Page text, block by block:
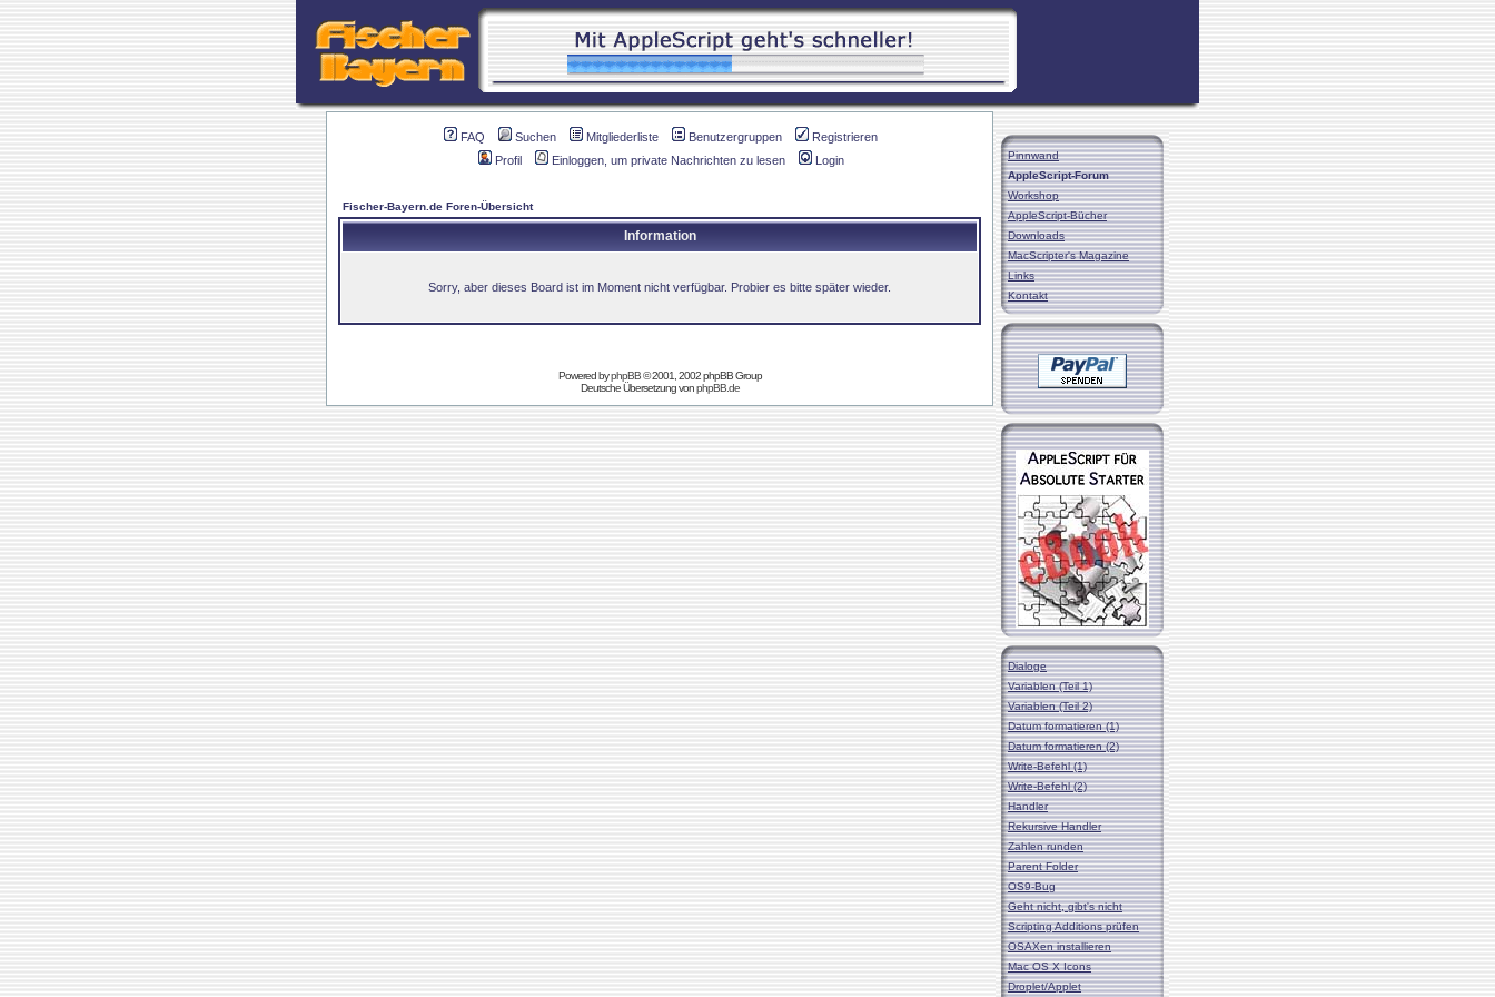
FAQ Suchen Mitgliederliste Benutzergruppen
Registrieren
Profil
Einloggen, um private Nachrichten zu lesen Login
Fischer-Bayern.de Foren-Übersicht
Information
Sorry, aber dieses Board ist im Moment nicht verfügbar. Probier es bitte später wieder.
Powered byphpBB© 2001, 2002 phpBB Group
Deutsche Übersetzung vonphpBB.de
Pinnwand
AppleScript-Forum
Workshop
AppleScript-Bücher
Downloads
MacScripter's Magazine
Links
Kontakt
Dialoge
Variablen (Teil 1)
Variablen (Teil 2)
Datum formatieren (1)
Datum formatieren (2)
Write-Befehl (1)
Write-Befehl (2)
Handler
Rekursive Handler
Zahlen runden
Parent Folder
OS9-Bug
Geht nicht, gibt's nicht
Scripting Additions prüfen
OSAXen installieren
Mac OS X Icons
Droplet/Applet